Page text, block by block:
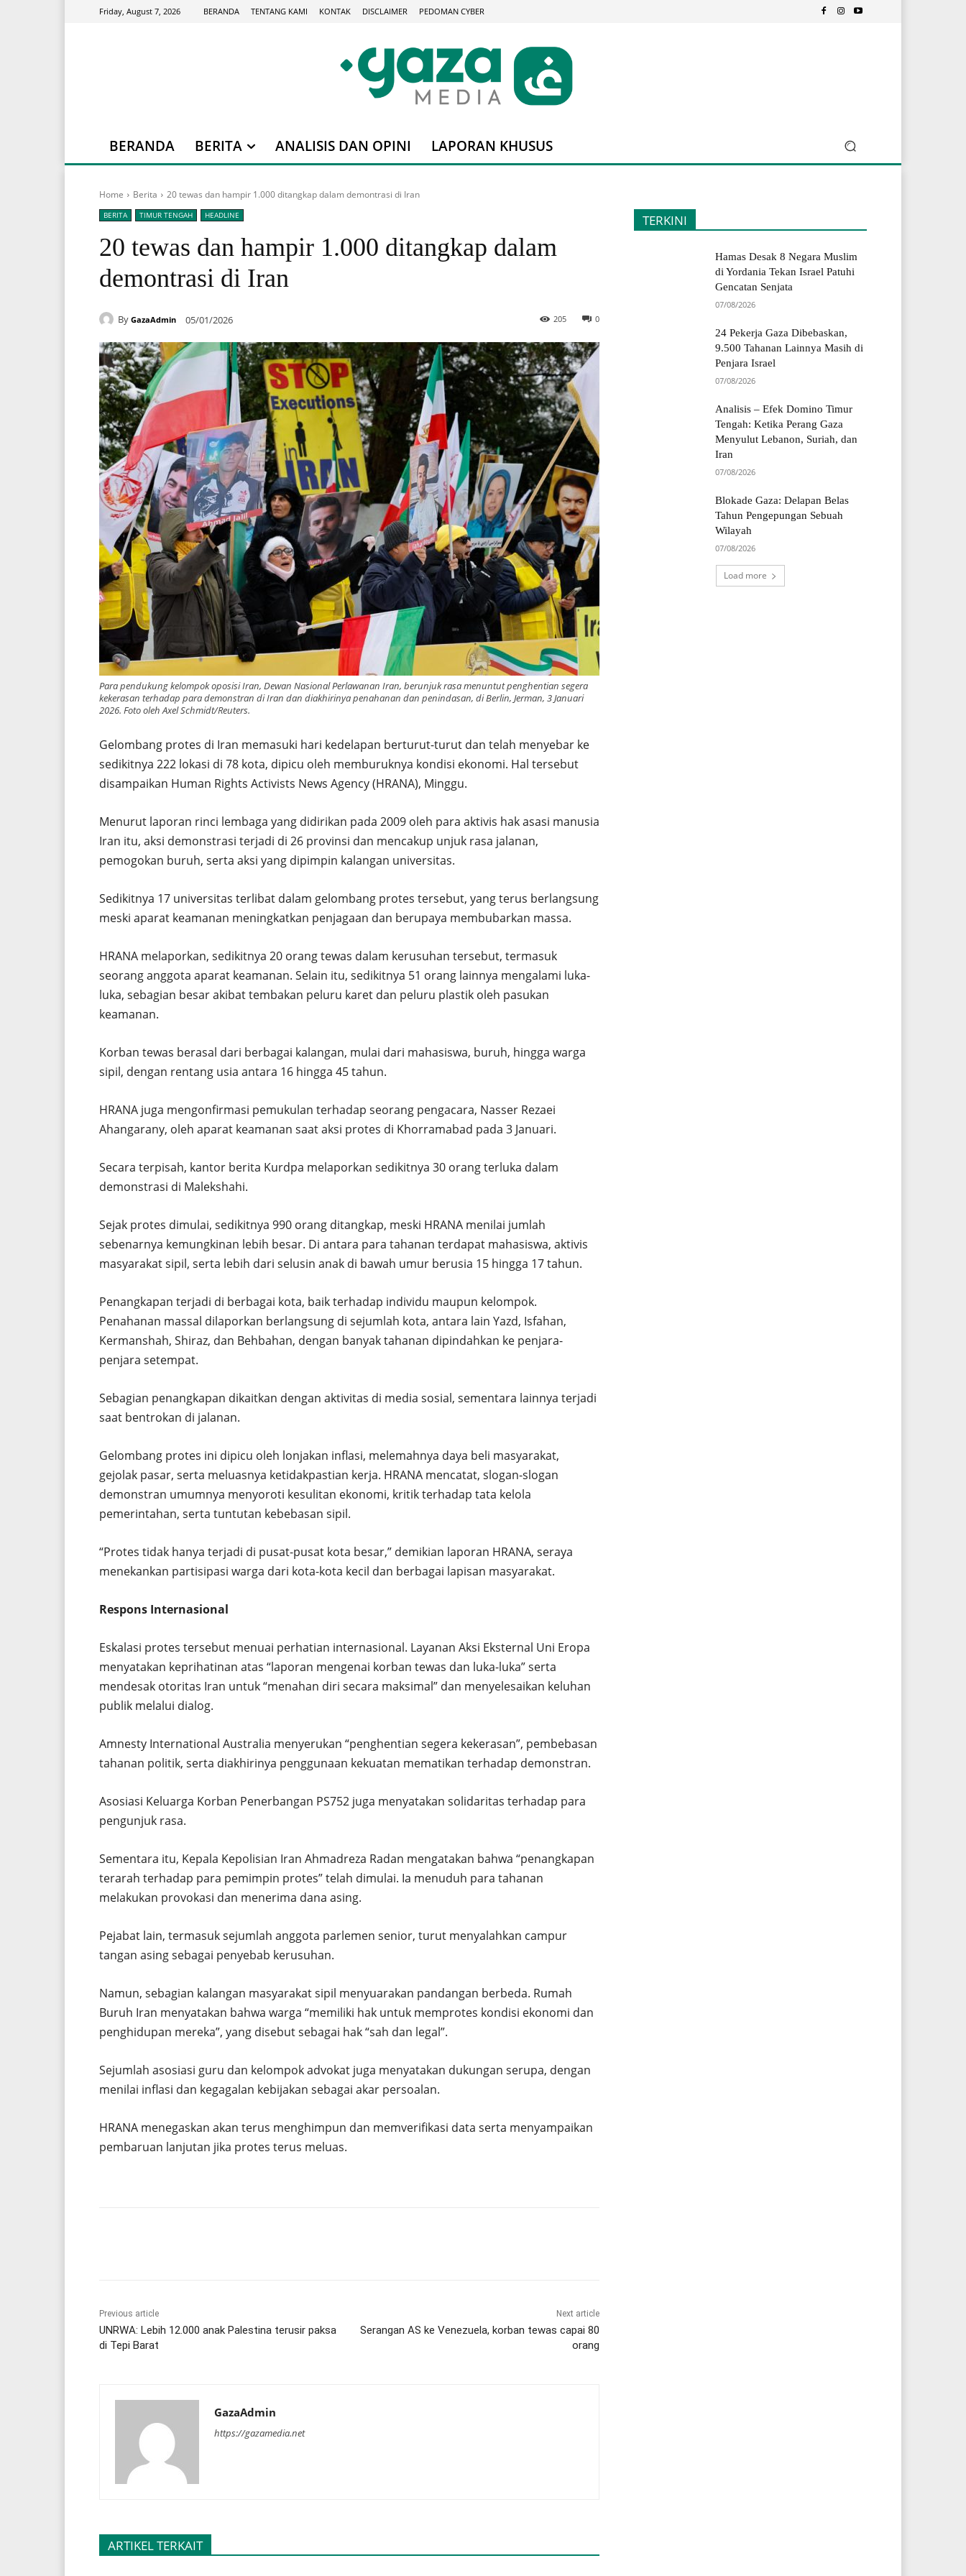
Friday, August 7, 2026 BERANDA TENTANG KAMI KONTAK DISCLAIMER PEDOMAN CYBER
BERANDA BERITA ANALISIS DAN OPINI LAPORAN KHUSUS
Home Berita 20 tewas dan hampir 1.000 ditangkap dalam demontrasi di Iran
BERITA TIMUR TENGAH HEADLINE
20 tewas dan hampir 1.000 ditangkap dalam
demontrasi di Iran
By GazaAdmin 05/01/2026 0
205
Para pendukung kelompok oposisi Iran, Dewan Nasional Perlawanan Iran, berunjuk rasa menuntut penghentian segera
kekerasan terhadap para demonstran di Iran dan diakhirinya penahanan dan penindasan, di Berlin, Jerman, 3 Januari
2026. Foto oleh Axel Schmidt/Reuters.
Gelombang protes di Iran memasuki hari kedelapan berturut-turut dan telah menyebar ke
sedikitnya 222 lokasi di 78 kota, dipicu oleh memburuknya kondisi ekonomi. Hal tersebut
disampaikan Human Rights Activists News Agency (HRANA), Minggu.
Menurut laporan rinci lembaga yang didirikan pada 2009 oleh para aktivis hak asasi manusia
Iran itu, aksi demonstrasi terjadi di 26 provinsi dan mencakup unjuk rasa jalanan,
pemogokan buruh, serta aksi yang dipimpin kalangan universitas.
Sedikitnya 17 universitas terlibat dalam gelombang protes tersebut, yang terus berlangsung
meski aparat keamanan meningkatkan penjagaan dan berupaya membubarkan massa.
HRANA melaporkan, sedikitnya 20 orang tewas dalam kerusuhan tersebut, termasuk
seorang anggota aparat keamanan. Selain itu, sedikitnya 51 orang lainnya mengalami luka-
luka, sebagian besar akibat tembakan peluru karet dan peluru plastik oleh pasukan
keamanan.
Korban tewas berasal dari berbagai kalangan, mulai dari mahasiswa, buruh, hingga warga
sipil, dengan rentang usia antara 16 hingga 45 tahun.
HRANA juga mengonfirmasi pemukulan terhadap seorang pengacara, Nasser Rezaei
Ahangarany, oleh aparat keamanan saat aksi protes di Khorramabad pada 3 Januari.
Secara terpisah, kantor berita Kurdpa melaporkan sedikitnya 30 orang terluka dalam
demonstrasi di Malekshahi.
Sejak protes dimulai, sedikitnya 990 orang ditangkap, meski HRANA menilai jumlah
sebenarnya kemungkinan lebih besar. Di antara para tahanan terdapat mahasiswa, aktivis
masyarakat sipil, serta lebih dari selusin anak di bawah umur berusia 15 hingga 17 tahun.
Penangkapan terjadi di berbagai kota, baik terhadap individu maupun kelompok.
Penahanan massal dilaporkan berlangsung di sejumlah kota, antara lain Yazd, Isfahan,
Kermanshah, Shiraz, dan Behbahan, dengan banyak tahanan dipindahkan ke penjara-
penjara setempat.
Sebagian penangkapan dikaitkan dengan aktivitas di media sosial, sementara lainnya terjadi
saat bentrokan di jalanan.
Gelombang protes ini dipicu oleh lonjakan inflasi, melemahnya daya beli masyarakat,
gejolak pasar, serta meluasnya ketidakpastian kerja. HRANA mencatat, slogan-slogan
demonstran umumnya menyoroti kesulitan ekonomi, kritik terhadap tata kelola
pemerintahan, serta tuntutan kebebasan sipil.
“Protes tidak hanya terjadi di pusat-pusat kota besar,” demikian laporan HRANA, seraya
menekankan partisipasi warga dari kota-kota kecil dan berbagai lapisan masyarakat.
Respons Internasional
Eskalasi protes tersebut menuai perhatian internasional. Layanan Aksi Eksternal Uni Eropa
menyatakan keprihatinan atas “laporan mengenai korban tewas dan luka-luka” serta
mendesak otoritas Iran untuk “menahan diri secara maksimal” dan menyelesaikan keluhan
publik melalui dialog.
Amnesty International Australia menyerukan “penghentian segera kekerasan”, pembebasan
tahanan politik, serta diakhirinya penggunaan kekuatan mematikan terhadap demonstran.
Asosiasi Keluarga Korban Penerbangan PS752 juga menyatakan solidaritas terhadap para
pengunjuk rasa.
Sementara itu, Kepala Kepolisian Iran Ahmadreza Radan mengatakan bahwa “penangkapan
terarah terhadap para pemimpin protes” telah dimulai. Ia menuduh para tahanan
melakukan provokasi dan menerima dana asing.
Pejabat lain, termasuk sejumlah anggota parlemen senior, turut menyalahkan campur
tangan asing sebagai penyebab kerusuhan.
Namun, sebagian kalangan masyarakat sipil menyuarakan pandangan berbeda. Rumah
Buruh Iran menyatakan bahwa warga “memiliki hak untuk memprotes kondisi ekonomi dan
penghidupan mereka”, yang disebut sebagai hak “sah dan legal”.
Sejumlah asosiasi guru dan kelompok advokat juga menyatakan dukungan serupa, dengan
menilai inflasi dan kegagalan kebijakan sebagai akar persoalan.
HRANA menegaskan akan terus menghimpun dan memverifikasi data serta menyampaikan
pembaruan lanjutan jika protes terus meluas.
Previous article
UNRWA: Lebih 12.000 anak Palestina terusir paksa
di Tepi Barat
Next article
Serangan AS ke Venezuela, korban tewas capai 80
orang
GazaAdmin
https://gazamedia.net
ARTIKEL TERKAIT
TERKINI
Hamas Desak 8 Negara Muslim
di Yordania Tekan Israel Patuhi
Gencatan Senjata
07/08/2026
24 Pekerja Gaza Dibebaskan,
9.500 Tahanan Lainnya Masih di
Penjara Israel
07/08/2026
Analisis – Efek Domino Timur
Tengah: Ketika Perang Gaza
Menyulut Lebanon, Suriah, dan
Iran
07/08/2026
Blokade Gaza: Delapan Belas
Tahun Pengepungan Sebuah
Wilayah
07/08/2026
Load more